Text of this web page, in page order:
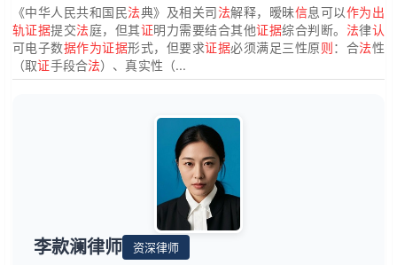
《中华人民共和国民法典》及相关司法解释，暧昧信息可以作为出
轨证据提交法庭，但其证明力需要结合其他证据综合判断。 法律认
可电子数据作为证据形式，但要求证据必须满足三性原则：合法性
（取证手段合法）、真实性（...
李款澜律师 资深律师